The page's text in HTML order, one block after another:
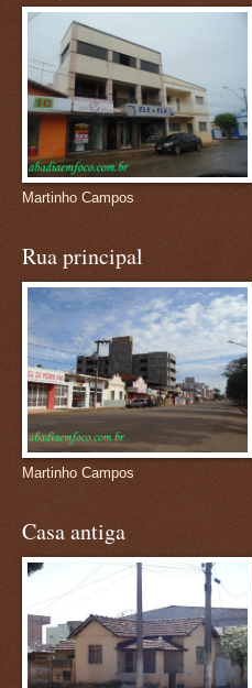
Martinho Campos
Rua principal
Martinho Campos
Casa antiga